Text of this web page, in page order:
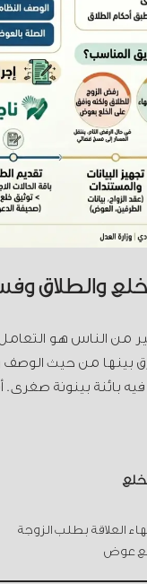
والطلاق
من الناس هو
من حيث الوصف
بائنة بينونة
العلاقة بطلب الزوجة
عوض